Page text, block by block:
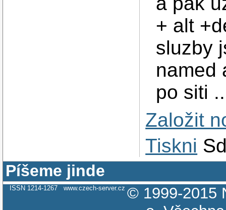
+ alt
sluzby
named
po siti
Založit
Tiskni
Píšeme jinde
ISSN 1214-1267 www.czech-server.cz © 1999-2015